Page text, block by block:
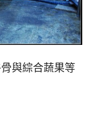
與綜合蔬果等